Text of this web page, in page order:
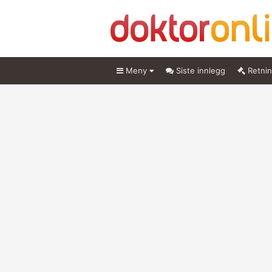
Meny Siste innlegg